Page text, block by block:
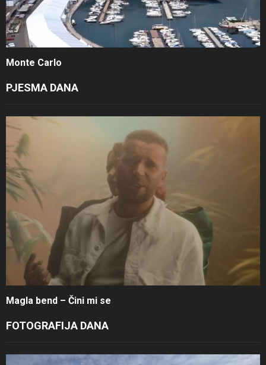
Monte Carlo
PJESMA DANA
Magla bend – Čini mi se
FOTOGRAFIJA DANA